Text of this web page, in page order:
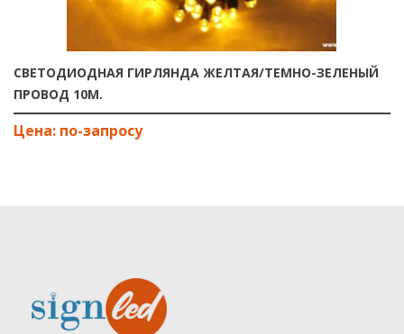
СВЕТОДИОДНАЯ ГИРЛЯНДА ЖЕЛТАЯ/ТЕМНО-ЗЕЛЕНЫЙ
ПРОВОД 10М.